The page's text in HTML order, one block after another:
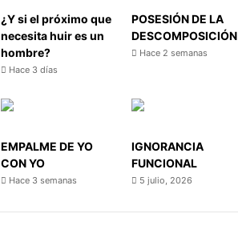
¿Y si el próximo que
necesita huir es un
hombre?
Hace 3 días
POSESIÓN DE LA
DESCOMPOSICIÓN
Hace 2 semanas
EMPALME DE YO
CON YO
Hace 3 semanas
IGNORANCIA
FUNCIONAL
5 julio, 2026